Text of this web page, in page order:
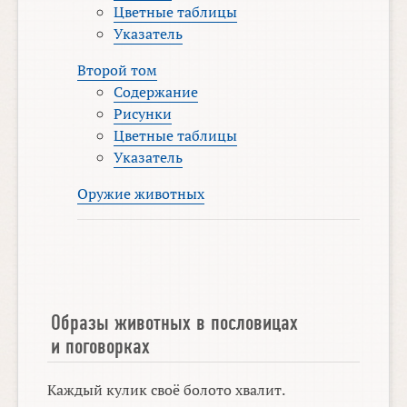
Цветные таблицы
Указатель
Второй том
Содержание
Рисунки
Цветные таблицы
Указатель
Оружие животных
Образы животных в пословицах
и поговорках
Каждый кулик своё болото хвалит.